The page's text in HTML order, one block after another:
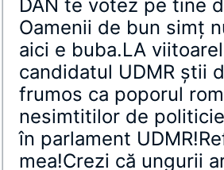
DAN te votez pe tine
Oamenii de bun simţ
aici e buba.LA
candidatul UDMR ştii
frumos ca poporul
nesimtitilor de
în parlament
mea!Crezi că ungurii